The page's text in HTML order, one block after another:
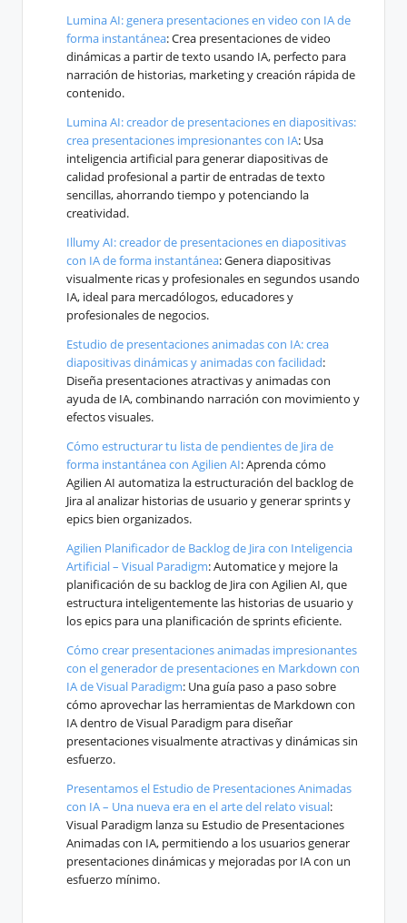
Lumina AI: genera presentaciones en video con IA de
forma instantánea: Crea presentaciones de video
dinámicas a partir de texto usando IA, perfecto para
narración de historias, marketing y creación rápida de
contenido.
Lumina AI: creador de presentaciones en diapositivas:
crea presentaciones impresionantes con IA: Usa
inteligencia artificial para generar diapositivas de
calidad profesional a partir de entradas de texto
sencillas, ahorrando tiempo y potenciando la
creatividad.
Illumy AI: creador de presentaciones en diapositivas
con IA de forma instantánea: Genera diapositivas
visualmente ricas y profesionales en segundos usando
IA, ideal para mercadólogos, educadores y
profesionales de negocios.
Estudio de presentaciones animadas con IA: crea
diapositivas dinámicas y animadas con facilidad:
Diseña presentaciones atractivas y animadas con
ayuda de IA, combinando narración con movimiento y
efectos visuales.
Cómo estructurar tu lista de pendientes de Jira de
forma instantánea con Agilien AI: Aprenda cómo
Agilien AI automatiza la estructuración del backlog de
Jira al analizar historias de usuario y generar sprints y
epics bien organizados.
Agilien Planificador de Backlog de Jira con Inteligencia
Artificial – Visual Paradigm: Automatice y mejore la
planificación de su backlog de Jira con Agilien AI, que
estructura inteligentemente las historias de usuario y
los epics para una planificación de sprints eficiente.
Cómo crear presentaciones animadas impresionantes
con el generador de presentaciones en Markdown con
IA de Visual Paradigm: Una guía paso a paso sobre
cómo aprovechar las herramientas de Markdown con
IA dentro de Visual Paradigm para diseñar
presentaciones visualmente atractivas y dinámicas sin
esfuerzo.
Presentamos el Estudio de Presentaciones Animadas
con IA – Una nueva era en el arte del relato visual:
Visual Paradigm lanza su Estudio de Presentaciones
Animadas con IA, permitiendo a los usuarios generar
presentaciones dinámicas y mejoradas por IA con un
esfuerzo mínimo.